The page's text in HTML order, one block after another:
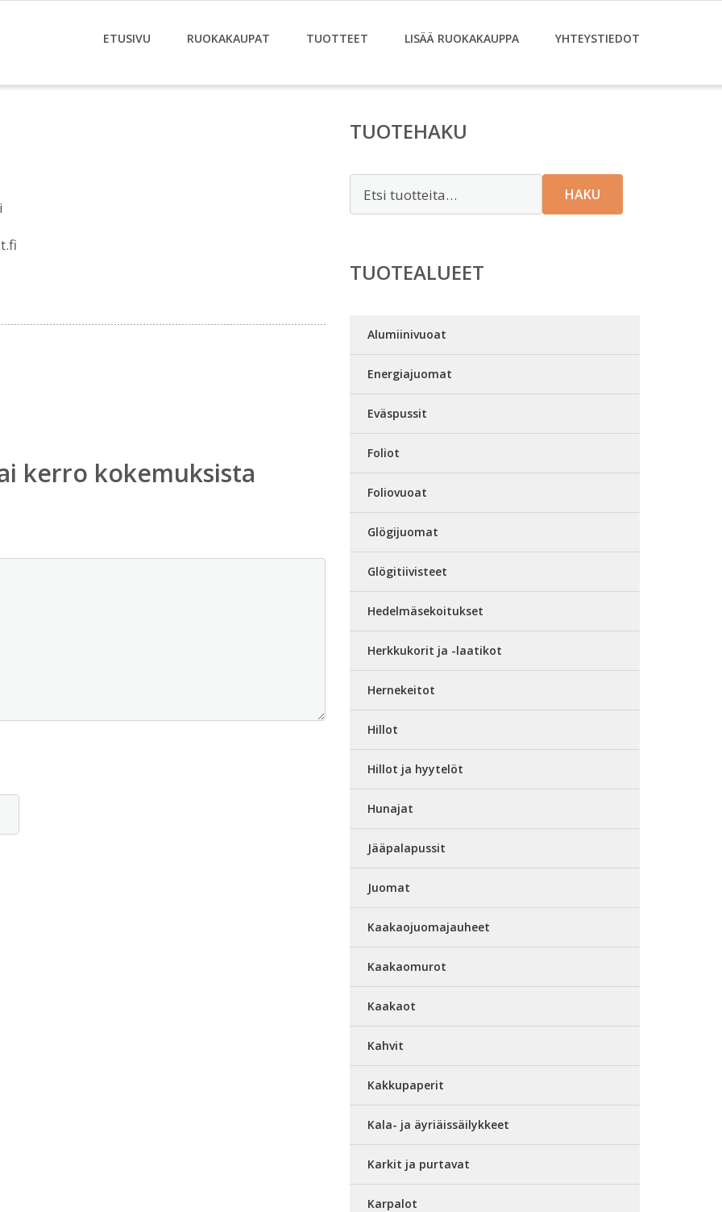
ETUSIVU RUOKAKAUPAT TUOTTEET LISÄÄ RUOKAKAUPPA YHTEYSTIEDOT
kerro kokemuksista
TUOTEHAKU
HAKU
TUOTEALUEET
Alumiinivuoat
Energiajuomat
Eväspussit
Foliot
Foliovuoat
Glögijuomat
Glögitiivisteet
Hedelmäsekoitukset
Herkkukorit ja -laatikot
Hernekeitot
Hillot
Hillot ja hyytelöt
Hunajat
Jääpalapussit
Juomat
Kaakaojuomajauheet
Kaakaomurot
Kaakaot
Kahvit
Kakkupaperit
Kala- ja äyriäissäilykkeet
Karkit ja purtavat
Karpalot